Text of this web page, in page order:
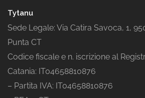
Tytanu
Sede Legale: Via Catira Savoca, 1,
Punta CT
Codice fiscale e n. iscrizione al
Catania: IT04658810876
– Partita IVA: IT04658810876